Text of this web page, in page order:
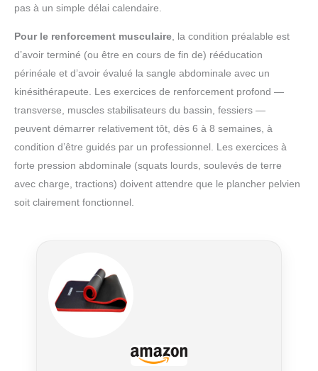
pas à un simple délai calendaire.
Pour le renforcement musculaire, la condition préalable est
d’avoir terminé (ou être en cours de fin de) rééducation
périnéale et d’avoir évalué la sangle abdominale avec un
kinésithérapeute. Les exercices de renforcement profond —
transverse, muscles stabilisateurs du bassin, fessiers —
peuvent démarrer relativement tôt, dès 6 à 8 semaines, à
condition d’être guidés par un professionnel. Les exercices à
forte pression abdominale (squats lourds, soulevés de terre
avec charge, tractions) doivent attendre que le plancher pelvien
soit clairement fonctionnel.